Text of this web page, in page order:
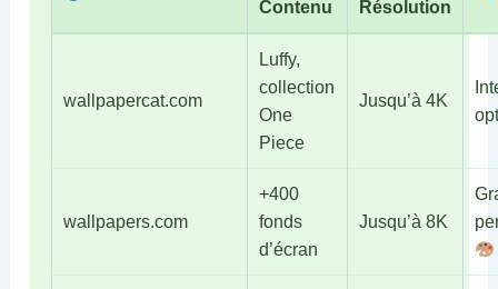
Contenu Résolution
wallpapercat.com
Luffy,
collection
One
Piece
Jusqu’à 4K
wallpapers.com
+400
fonds
d’écran
Jusqu’à 8K